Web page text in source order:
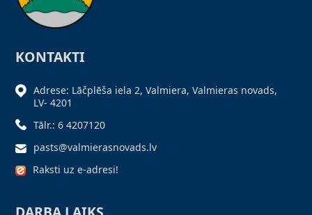
KONTAKTI
Adrese: Lāčplēša iela 2, Valmiera, Valmieras novads,
LV- 4201
Tālr.: 6 4207120
pasts@valmierasnovads.lv
Raksti uz e-adresi!